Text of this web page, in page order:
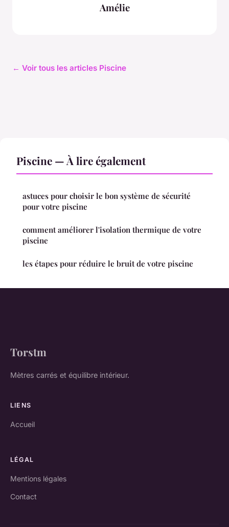
Amélie
← Voir tous les articles Piscine
Piscine — À lire également
astuces pour choisir le bon système de sécurité
pour votre piscine
comment améliorer l'isolation thermique de votre
piscine
les étapes pour réduire le bruit de votre piscine
Torstm
Mètres carrés et équilibre intérieur.
LIENS
Accueil
LÉGAL
Mentions légales
Contact